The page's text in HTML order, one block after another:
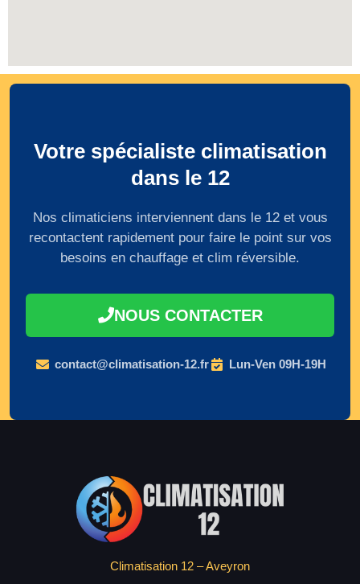
Votre spécialiste climatisation
dans le 12
Nos climaticiens interviennent dans le 12 et vous
recontactent rapidement pour faire le point sur vos
besoins en chauffage et clim réversible.
NOUS CONTACTER
contact@climatisation-12.fr Lun-Ven 09H-19H
Climatisation 12 – Aveyron